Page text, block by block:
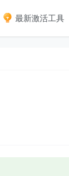
最新激活工具